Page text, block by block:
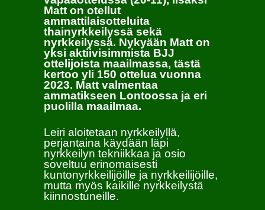
Matt on otellut
ammattilaisotteluita
thainyrkkeilyssä sekä
nyrkkeilyssä. Nykyään Matt on
yksi aktiivisimmista BJJ
ottelijoista maailmassa, tästä
kertoo yli 150 ottelua vuonna
2023. Matt valmentaa
ammatikseen Lontoossa ja eri
puolilla maailmaa.
Leiri aloitetaan nyrkkeilyllä,
perjantaina käydään läpi
nyrkkeilyn tekniikkaa ja osio
soveltuu erinomaisesti
kuntonyrkkeilijöille ja nyrkkeilijöille,
mutta myös kaikille nyrkkeilystä
kiinnostuneille.